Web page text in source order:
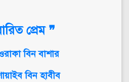
প্রেম ❞
বিন বাশার
বিন হাবীব